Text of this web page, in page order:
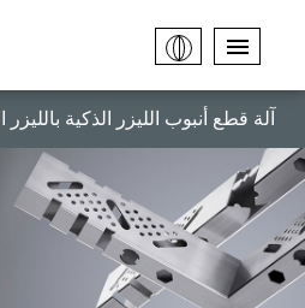
آلة قطع أنبوب الليزر الذكية بالليزر